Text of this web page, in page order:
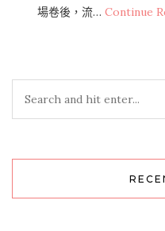
場卷後，流… Continue